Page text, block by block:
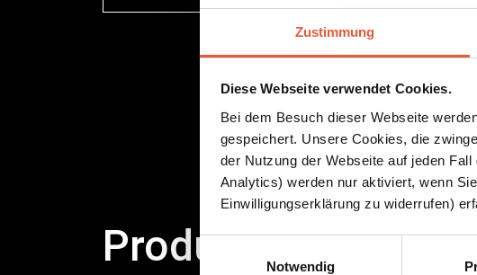
Zustimmung
Diese Webseite verwendet Cookies.
Bei dem Besuch dieser Webseite
gespeichert. Unsere Cookies, die
der Nutzung der Webseite auf jeden
Analytics) werden nur aktiviert, wenn
Einwilligungserklärung zu widerrufen)
Notwendig
Produktkataloge